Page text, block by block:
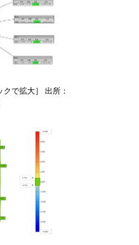
で拡大］ 出所：